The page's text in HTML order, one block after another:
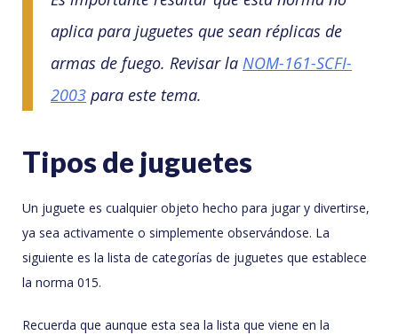
aplica para juguetes que sean réplicas de
armas de fuego. Revisar la NOM-161-SCFI-
2003 para este tema.
Tipos de juguetes
Un juguete es cualquier objeto hecho para jugar y divertirse,
ya sea activamente o simplemente observándose. La
siguiente es la lista de categorías de juguetes que establece
la norma 015.
Recuerda que aunque esta sea la lista que viene en la